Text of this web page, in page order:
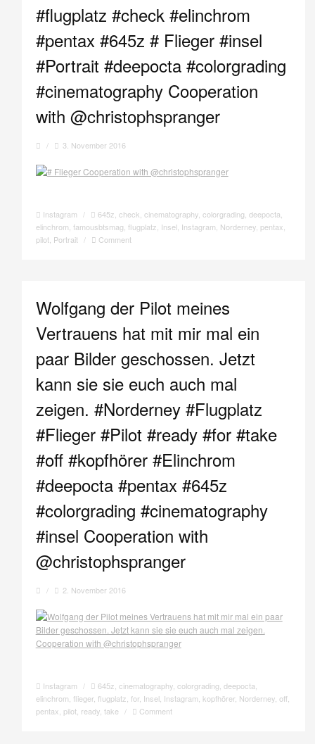
#flugplatz #check #elinchrom
#pentax #645z # Flieger #insel
#Portrait #deepocta #colorgrading
#cinematography Cooperation
with @christophspranger
/ 3. November 2016
Instagram / 645z, check, cinematography, colorgrading, deepocta,
elinchrom, famousbtsmag, flugplatz, Insel, Instagram, Norderney, pentax,
pilot, Portrait / Comment
Wolfgang der Pilot meines
Vertrauens hat mit mir mal ein
paar Bilder geschossen. Jetzt
kann sie sie euch auch mal
zeigen. #Norderney #Flugplatz
#Flieger #Pilot #ready #for #take
#off #kopfhörer #Elinchrom
#deepocta #pentax #645z
#colorgrading #cinematography
#insel Cooperation with
@christophspranger
/ 2. November 2016
Instagram / 645z cinematography, colorgrading deepocta
elinchrom flieger, flugplatz for, Insel, Instagram kopfhörer, Norderney, off,
pentax pilot, ready, take / Comment